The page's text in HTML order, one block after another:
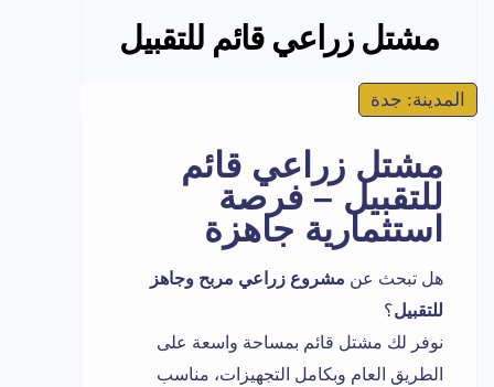
مشتل زراعي قائم للتقبيل
المدينة: جدة
مشتل زراعي قائم
للتقبيل – فرصة
استثمارية جاهزة
هل تبحث عن مشروع زراعي مربح وجاهز
للتقبيل؟
نوفر لك مشتل قائم بمساحة واسعة على
الطريق العام وبكامل التجهيزات، مناسب